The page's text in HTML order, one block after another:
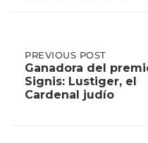
Post
PREVIOUS
POST:
GANADORA
DEL
PREMIO
PREVIOUS POST
Ganadora del
Signis: Lustiger, el
Cardenal judío